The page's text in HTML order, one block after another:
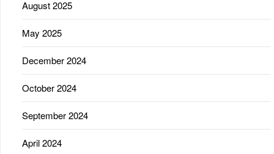
August 2025
May 2025
December 2024
October 2024
September 2024
April 2024